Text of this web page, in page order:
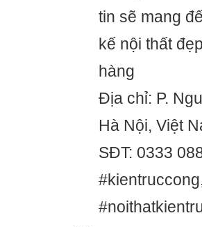
tin sẽ mang
kế nội thất
hàng
Địa chỉ: P.
Hà Nội, Việt
SĐT: 0333